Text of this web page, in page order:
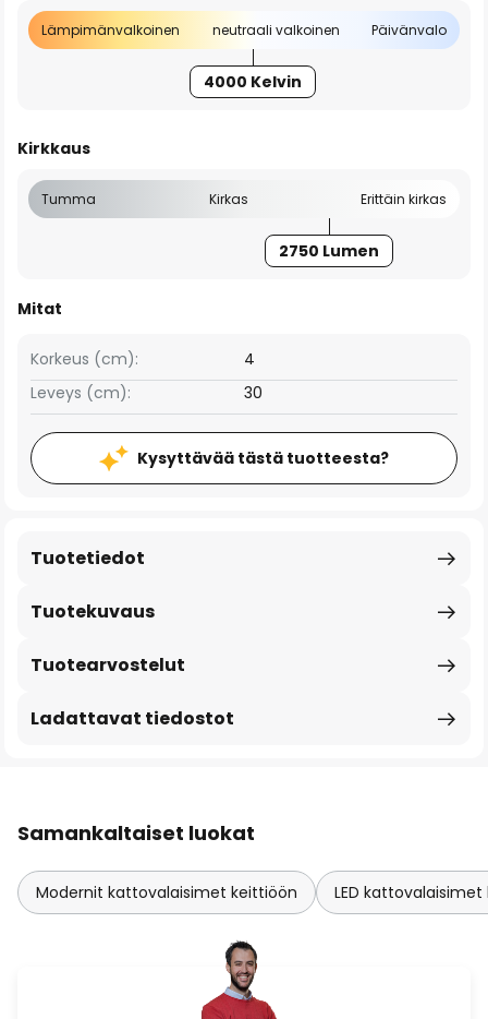
Lämpimänvalkoinen neutraali valkoinen Päivänvalo
4000 Kelvin
Kirkkaus
Tumma Kirkas Erittäin kirkas
2750 Lumen
Mitat
Leveys (cm): 30
Korkeus (cm): 4
Kysyttävää tästä tuotteesta?
Tuotekuvaus
Tuotetiedot
Tuotearvostelut
Ladattavat tiedostot
Samankaltaiset luokat
Modernit kattovalaisimet keittiöön LED